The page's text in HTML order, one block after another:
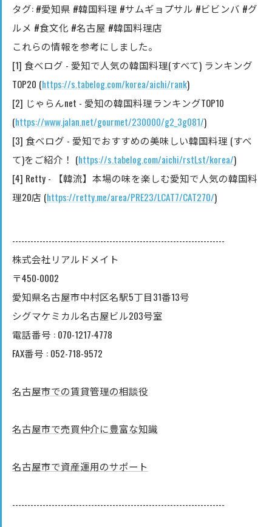
タグ: #愛知県 #韓国料理 #サムギョプサル #ビビンバ #グ
ルメ #食文化 #名古屋 #韓国料理店
これらの情報を参考にしました。
[1] 食べログ - 愛知で人気の韓国料理(すべて) ランキング
TOP20 (https://s.tabelog.com/korea/aichi/rank)
[2] じゃらんnet - 愛知の韓国料理ランキングTOP10
(https://www.jalan.net/gourmet/230000/g2_3g081/)
[3] 食べログ - 愛知でおすすめの美味しい韓国料理 (すべ
て)をご紹介！ (https://s.tabelog.com/aichi/rstLst/korea/)
[4] Retty - 【韓流】本場の味を楽しむ愛知で人気の韓国料
理20店 (https://retty.me/area/PRE23/LCAT7/CAT270/)
----------------------------------------------------------------------
株式会社リアルドメイト
〒450-0002
愛知県名古屋市中村区名駅5丁目31番13号
シグマケミカル名古屋ビル203号室
電話番号 : 070-1217-4778
FAX番号 : 052-718-9572
名古屋市での賃貸管理の相談役
名古屋市で売買仲介に豊富な知識
名古屋市で資産運用のサポート
----------------------------------------------------------------------